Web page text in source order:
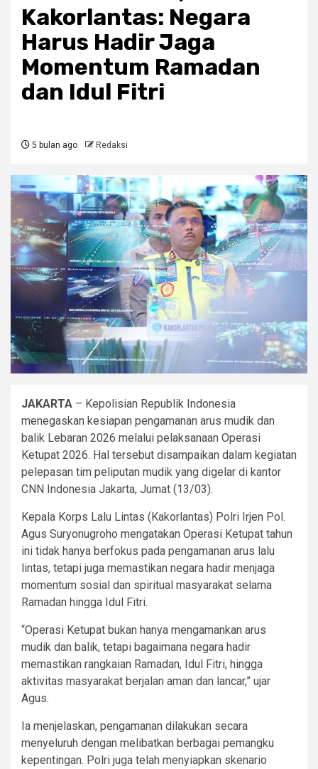
Kakorlantas: Negara
Harus Hadir Jaga
Momentum Ramadan
dan Idul Fitri
5 bulan ago Redaksi
JAKARTA – Kepolisian Republik Indonesia
menegaskan kesiapan pengamanan arus mudik dan
balik Lebaran 2026 melalui pelaksanaan Operasi
Ketupat 2026. Hal tersebut disampaikan dalam kegiatan
pelepasan tim peliputan mudik yang digelar di kantor
CNN Indonesia Jakarta, Jumat (13/03).
Kepala Korps Lalu Lintas (Kakorlantas) Polri Irjen Pol.
Agus Suryonugroho mengatakan Operasi Ketupat tahun
ini tidak hanya berfokus pada pengamanan arus lalu
lintas, tetapi juga memastikan negara hadir menjaga
momentum sosial dan spiritual masyarakat selama
Ramadan hingga Idul Fitri.
“Operasi Ketupat bukan hanya mengamankan arus
mudik dan balik, tetapi bagaimana negara hadir
memastikan rangkaian Ramadan, Idul Fitri, hingga
aktivitas masyarakat berjalan aman dan lancar,” ujar
Agus.
Ia menjelaskan, pengamanan dilakukan secara
menyeluruh dengan melibatkan berbagai pemangku
kepentingan. Polri juga telah menyiapkan skenario